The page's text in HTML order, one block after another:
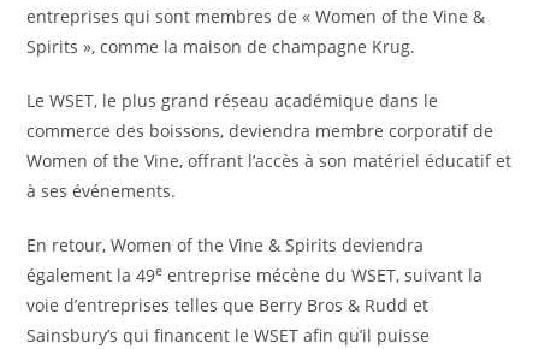
entreprises qui sont membres de « Women of the Vine &
Spirits », comme la maison de champagne Krug.
Le WSET, le plus grand réseau académique dans le
commerce des boissons, deviendra membre corporatif de
Women of the Vine, offrant l’accès à son matériel éducatif et
à ses événements.
En retour, Women of the Vine & Spirits deviendra
également la 49e entreprise mécène du WSET, suivant la
voie d’entreprises telles que Berry Bros & Rudd et
Sainsbury’s qui financent le WSET afin qu’il puisse